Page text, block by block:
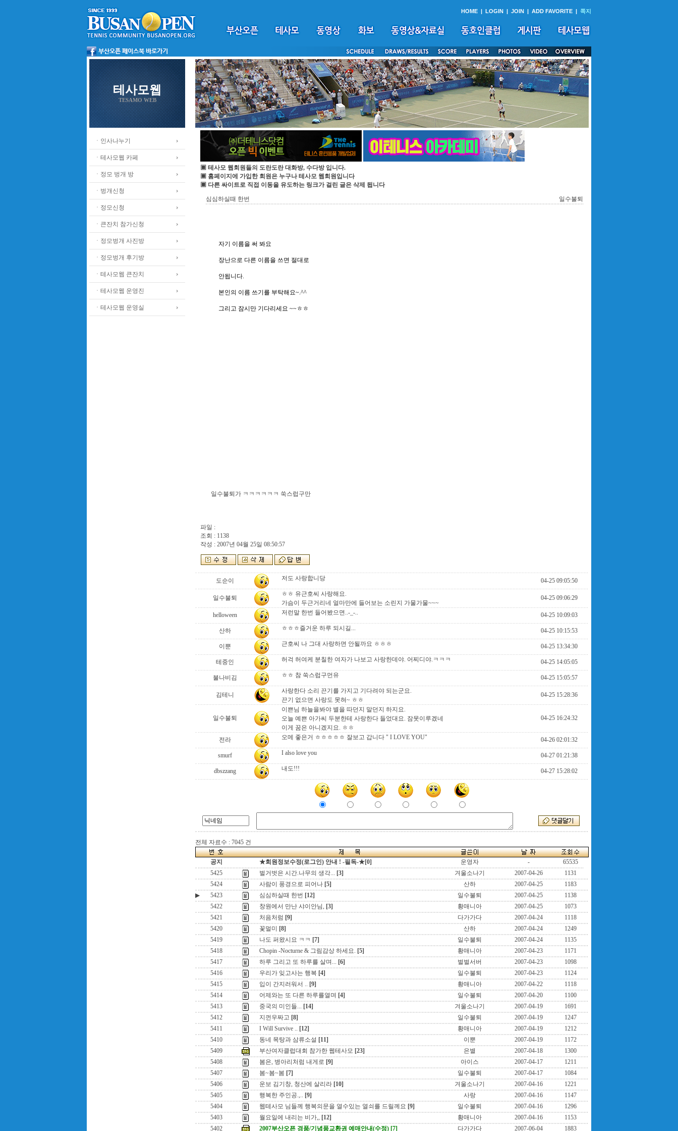
HOME | LOGIN | JOIN | ADD FAVORITE | 쪽지
테사모웹
TESAMO WEB
ㆍ인사나누기
ㆍ테사모웹 카페
ㆍ정모 벙개 방
ㆍ벙개신청
ㆍ정모신청
ㆍ큰잔치 참가신청
ㆍ정모벙개 사진방
ㆍ정모벙개 후기방
ㆍ테사모웹 큰잔치
ㆍ테사모웹 운영진
ㆍ테사모웹 운영실
▣ 테사모 웹회원들의 도란도란 대화방, 수다방 입니다.
▣ 홈페이지에 가입한 회원은 누구나 테사모 웹회원입니다
▣ 다른 싸이트로 직접 이동을 유도하는 링크가 걸린 글은 삭제 됩니다
심심하실때 한번
일수불퇴
자기 이름을 써 봐요
장난으로 다른 이름을 쓰면 절대로
안됩니다.
본인의 이름 쓰기를 부탁해요~.^^
그리고 잠시만 기다리세요 ~~ㅎㅎ
일수불퇴가 ㅋㅋㅋㅋㅋㅋ 쑥스럽구만
파일 :
조회 : 1138
작성 : 2007년 04월 25일 08:50:57
도순이 저도 사랑합니당 04-25 09:05:50
일수불퇴
ㅎㅎ 유근호씨 사랑해요.
가슴이 두근거리네 얼마만에 들어보는 소린지 가물가물~~~
04-25 09:06:29
helloween 저런말 한번 들어봤으면..-_-.. 04-25 10:09:03
산하 ㅎㅎㅎ즐거운 하루 되시길... 04-25 10:15:53
이뿐 근호씨 나 그대 사랑하면 안될까요 ㅎㅎㅎ 04-25 13:34:30
테중인 허걱 허여케 분칠한 여자가 나보고 사랑한데야. 어찌디야.ㅋㅋㅋ 04-25 14:05:05
불나비김 ㅎㅎ 참 쑥스럽구먼유 04-25 15:05:57
김테니
사랑한다 소리 끈기를 가지고 기다려야 되는군요.
끈기 없으면 사랑도 못혀~ ㅎㅎ
04-25 15:28:36
일수불퇴
이쁜님 하늘을봐야 별을 따던지 말던지 하지요.
오늘 예쁜 아가씨 두분한테 사랑한다 들었대요. 잠못이루겠네
이게 꿈은 아니겠지요. ㅎㅎ
04-25 16:24:32
전라 오메 좋은거 ㅎㅎㅎㅎㅎ 잘보고 갑니다 " I LOVE YOU" 04-26 02:01:32
smurf I also love you 04-27 01:21:38
dbszzang 내도!!! 04-27 15:28:02
전체 자료수 : 7045 건
공지 ★회원정보수정(로그인) 안내 ! -필독-★[0] 운영자 -
65535
5425
벌거벗은 시간.나무의 생각... [3] 겨울소나기 2007-04-26
1131
5424
사람이 풍경으로 피어나 [5] 산하 2007-04-25
1183
▶
5423 심심하실때 한번 [12] 일수불퇴 2007-04-25
1138
5422
창원에서 만난 샤이안님, [3] 황매니아 2007-04-25
1073
5421
처음처럼 [9] 다가가다 2007-04-24
1118
5420
꽃멀미 [8] 산하 2007-04-24
1249
5419
나도 퍼왔시요 ㅋㅋ [7] 일수불퇴 2007-04-24
1135
5418
Chopin -Nocturne & 그림감상 하세요. [5] 황매니아 2007-04-23
1171
5417
하루 그리고 또 하루를 살며... [6] 벌벌서버 2007-04-23
1098
5416
우리가 잊고사는 행복 [4] 일수불퇴 2007-04-23
1124
5415
입이 간지러워서 .. [9] 황매니아 2007-04-22
1118
5414
어제와는 또 다른 하루를열며 [4] 일수불퇴 2007-04-20
1100
5413
중국의 미인들... [14] 겨울소나기 2007-04-19
1691
5412
지껀우짜고 [8] 일수불퇴 2007-04-19
1247
5411
I Will Survive .. [12] 황매니아 2007-04-19
1212
5410
동네 목탕과 삼류소설 [11] 이뿐 2007-04-19
1172
5409
부산여자클럽대회 참가한 웹테사모 [23] 은별 2007-04-18
1300
5408
봄은, 병아리처럼 내게로 [9] 아이스 2007-04-17
1211
5407
봄~봄~봄 [7] 일수불퇴 2007-04-17
1084
5406
운보 김기창, 청산에 살리라 [10] 겨울소나기 2007-04-16
1221
5405
행복한 주인공.,.. [9] 사랑 2007-04-16
1147
5404
웹테사모 님들께 행복의문을 열수있는 열쇠를 드릴께요 [9] 일수불퇴 2007-04-16
1296
5403
월요일에 내리는 비가,, [12] 황매니아 2007-04-16
1153
5402
2007부산오픈 경품/기념품교환권 예매안내(수정) [7] 다가가다 2007-06-04 1883